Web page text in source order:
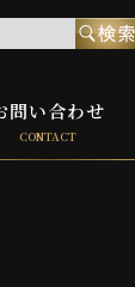
問い合わせ
CONTACT